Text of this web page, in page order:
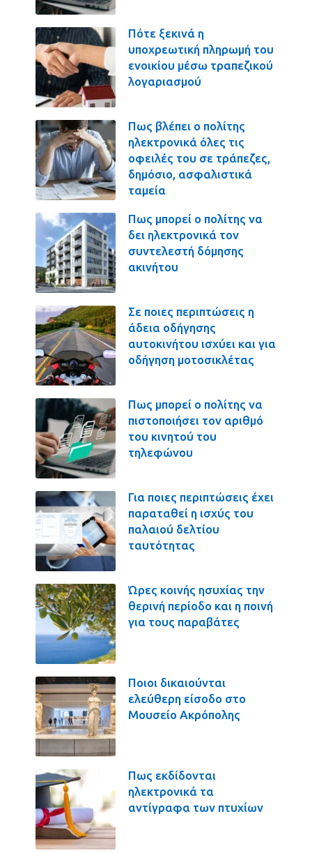
Πότε ξεκινά η
υποχρεωτική πληρωμή του
ενοικίου μέσω τραπεζικού
λογαριασμού
Πως βλέπει ο πολίτης
ηλεκτρονικά όλες τις
οφειλές του σε τράπεζες,
δημόσιο, ασφαλιστικά
ταμεία
Πως μπορεί ο πολίτης να
δει ηλεκτρονικά τον
συντελεστή δόμησης
ακινήτου
Σε ποιες περιπτώσεις η
άδεια οδήγησης
αυτοκινήτου ισχύει και για
οδήγηση μοτοσικλέτας
Πως μπορεί ο πολίτης να
πιστοποιήσει τον αριθμό
του κινητού του
τηλεφώνου
Για ποιες περιπτώσεις έχει
παραταθεί η ισχύς του
παλαιού δελτίου
ταυτότητας
Ώρες κοινής ησυχίας την
θερινή περίοδο και η ποινή
για τους παραβάτες
Ποιοι δικαιούνται
ελεύθερη είσοδο στο
Μουσείο Ακρόπολης
Πως εκδίδονται
ηλεκτρονικά τα
αντίγραφα των πτυχίων